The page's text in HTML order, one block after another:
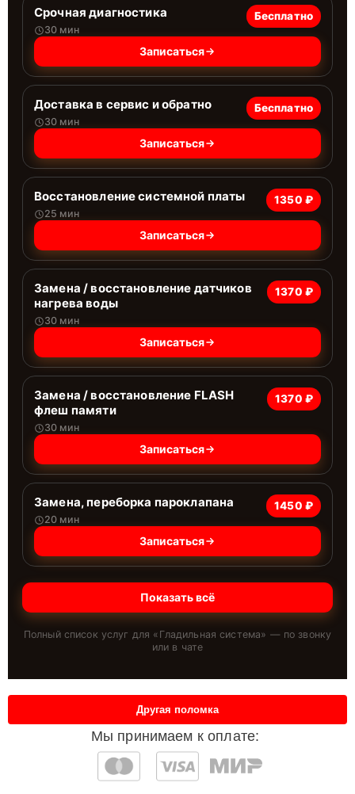
Срочная диагностика
30 мин
Бесплатно
Записаться
Доставка в сервис и обратно
30 мин
Бесплатно
Записаться
Восстановление системной платы
25 мин
1350 ₽
Записаться
Замена / восстановление датчиков
нагрева воды
30 мин
1370 ₽
Записаться
Замена / восстановление FLASH
флеш памяти
30 мин
1370 ₽
Записаться
Замена, переборка пароклапана
20 мин
1450 ₽
Записаться
Показать всё
Полный список услуг для « Гладильная система» — по звонку
или в чате
Мы принимаем к оплате:
Другая поломка